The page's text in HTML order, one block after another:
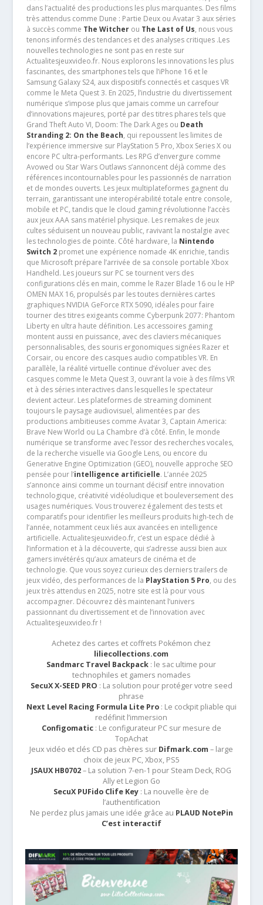
dans l’actualité des productions les plus marquantes. Des films
très attendus comme Dune : Partie Deux ou Avatar 3 aux séries
à succès comme The Witcherou The Last of Us, nous vous
tenons informés des tendances et des analyses critiques .Les
nouvelles technologies ne sont pas en reste sur
Actualitesjeuxvideo.fr. Nous explorons les innovations les plus
fascinantes, des smartphones tels que l’iPhone 16 et le
Samsung Galaxy S24, aux dispositifs connectés et casques VR
comme le Meta Quest 3. En 2025, l’industrie du divertissement
numérique s’impose plus que jamais comme un carrefour
d’innovations majeures, porté par des titres phares tels que
Grand Theft Auto VI, Doom: The Dark Ages ou Death
Stranding 2: On the Beach, qui repoussent les limites de
l’expérience immersive sur PlayStation 5 Pro, Xbox Series X ou
encore PC ultra-performants. Les RPG d’envergure comme
Avowed ou Star Wars Outlaws s’annoncent déjà comme des
références incontournables pour les passionnés de narration
et de mondes ouverts. Les jeux multiplateformes gagnent du
terrain, garantissant une interopérabilité totale entre console,
mobile et PC, tandis que le cloud gaming révolutionne l’accès
aux jeux AAA sans matériel physique. Les remakes de jeux
cultes séduisent un nouveau public, ravivant la nostalgie avec
les technologies de pointe. Côté hardware, la Nintendo
Switch 2promet une expérience nomade 4K enrichie, tandis
que Microsoft prépare l’arrivée de sa console portable Xbox
Handheld. Les joueurs sur PC se tournent vers des
configurations clés en main, comme le Razer Blade 16 ou le HP
OMEN MAX 16, propulsés par les toutes dernières cartes
graphiques NVIDIA GeForce RTX 5090, idéales pour faire
tourner des titres exigeants comme Cyberpunk 2077: Phantom
Liberty en ultra haute définition. Les accessoires gaming
montent aussi en puissance, avec des claviers mécaniques
personnalisables, des souris ergonomiques signées Razer et
Corsair, ou encore des casques audio compatibles VR. En
parallèle, la réalité virtuelle continue d’évoluer avec des
casques comme le Meta Quest 3, ouvrant la voie à des films VR
et à des séries interactives dans lesquelles le spectateur
devient acteur. Les plateformes de streaming dominent
toujours le paysage audiovisuel, alimentées par des
productions ambitieuses comme Avatar 3, Captain America:
Brave New World ou La Chambre d’à côté. Enfin, le monde
numérique se transforme avec l’essor des recherches vocales,
de la recherche visuelle via Google Lens, ou encore du
Generative Engine Optimization (GEO), nouvelle approche SEO
pensée pour l’intelligence artificielle. L’année 2025
s’annonce ainsi comme un tournant décisif entre innovation
technologique, créativité vidéoludique et bouleversement des
usages numériques. Vous trouverez également des tests et
comparatifs pour identifier les meilleurs produits high-tech de
l’année, notamment ceux liés aux avancées en intelligence
artificielle. Actualitesjeuxvideo.fr, c’est un espace dédié à
l’information et à la découverte, qui s’adresse aussi bien aux
gamers invétérés qu’aux amateurs de cinéma et de
technologie. Que vous soyez curieux des derniers trailers de
jeux vidéo, des performances de la PlayStation 5 Pro, ou des
jeux très attendus en 2025, notre site est là pour vous
accompagner. Découvrez dès maintenant l’univers
passionnant du divertissement et de l’innovation avec
Actualitesjeuxvideo.fr !
Achetez des cartes et coffrets Pokémon chez
liliecollections.com
Sandmarc Travel Backpack : le sac ultime pour
technophiles et gamers nomades
SecuX X-SEED PRO : La solution pour protéger votre seed
phrase
Next Level Racing Formula Lite Pro: Le cockpit pliable qui
redéfinit l’immersion
Configomatic: Le configurateur PC sur mesure de
TopAchat
Jeux vidéo et clés CD pas chères sur Difmark.com – large
choix de jeux PC, Xbox, PS5
JSAUX HB0702– La solution 7-en-1 pour Steam Deck, ROG
Ally et Legion Go
SecuX PUFido Clife Key : La nouvelle ère de
l’authentification
Ne perdez plus jamais une idée grâce au PLAUD NotePin
C’est interactif